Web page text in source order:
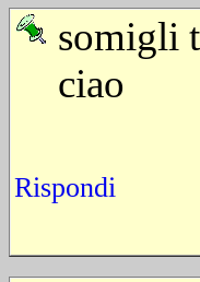
somigli
ciao
Rispondi